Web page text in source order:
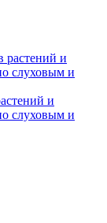
и
слуховым и